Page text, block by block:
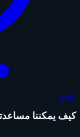
راديو
كيف يمكننا